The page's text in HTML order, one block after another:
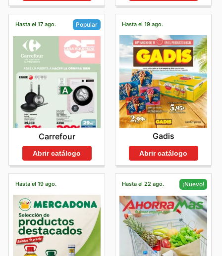
Hasta el 17 ago. Popular
Carrefour
Abrir catálogo
Hasta el 19 ago.
Gadis
Abrir catálogo
Hasta el 19 ago. Hasta el 22 ago. ¡Nuevo!